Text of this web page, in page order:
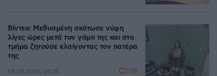
Βίντεο: Μεθυσμένη σκότωσε νύφη
λίγες ώρες μετά τον γάμο της και στο
τμήμα ζητούσε κλαίγοντας τον πατέρα
της
08.08.2026, 09:25 118